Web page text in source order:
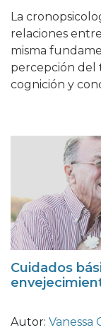
La
relaciones
misma
percepción del
cognición y
Cuidados
Autor: Vanessa